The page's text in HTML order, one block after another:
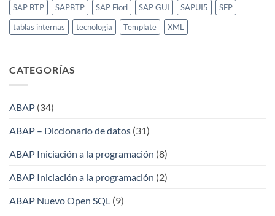
SAP BTP
SAPBTP SAP Fiori SAP GUI SAPUI5
SFP
tablas internas
tecnologia Template XML
CATEGORÍAS
ABAP (34)
ABAP – Diccionario de datos (31)
ABAP Iniciación a la programación (8)
ABAP Iniciación a la programación (2)
ABAP Nuevo Open SQL (9)